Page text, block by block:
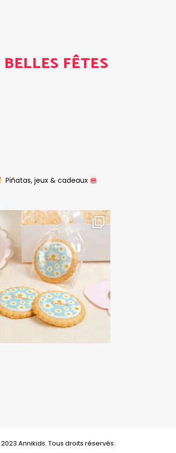
FÊTES
Piñatas, jeux & cadeaux
Annikids. Tous droits réservés.